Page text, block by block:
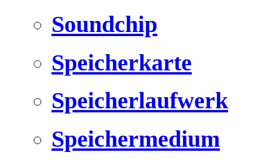
Soundchip
Speicherkarte
Speicherlaufwerk
Speichermedium